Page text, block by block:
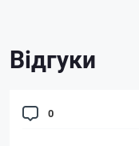
Відгуки
0